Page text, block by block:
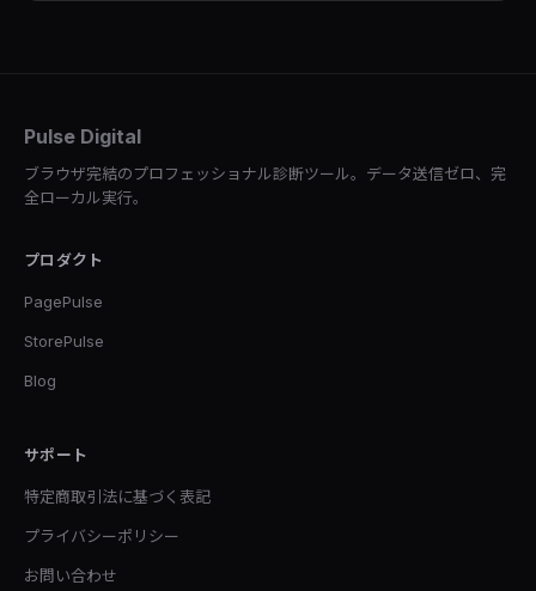
Pulse Digital
ブラウザ完結のプロフェッショナル診断ツール。データ送信ゼロ、完
全ローカル実行。
プロダクト
PagePulse
StorePulse
Blog
サポート
特定商取引法に基づく表記
プライバシーポリシー
お問い合わせ